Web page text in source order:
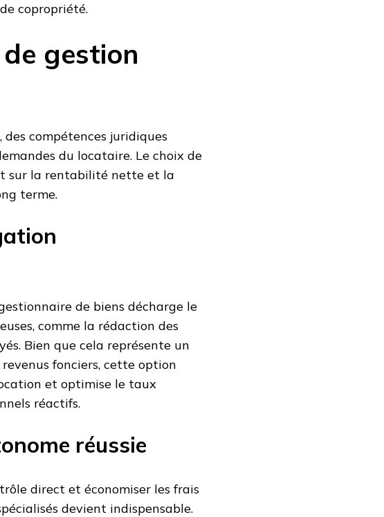
copropriété.
gestion
compétences juridiques
du locataire. Le choix de
sur la rentabilité nette et la
terme.
de biens décharge le
comme la rédaction des
Bien que cela représente un
fonciers, cette option
et optimise le taux
réactifs.
réussie
direct et économiser les frais
devient indispensable.